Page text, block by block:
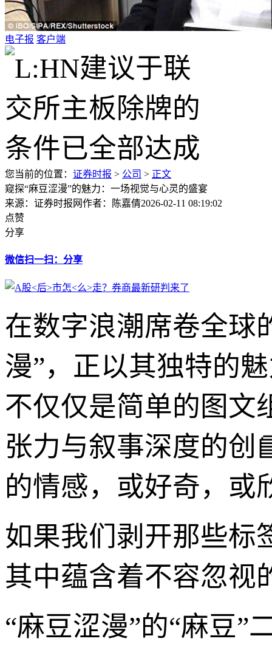
电子报 客户端
您当前的位置： 证券时报 > 公司 > 正文
窥探“麻豆涩漫”的魅力：一场视觉与心灵的盛宴
来源：证券时报网作者：陈嘉倩2026-02-11 08:19:02
点赞
分享
微信扫一扫：分享
在数字浪潮席卷全
漫”，正以其独特的
不仅仅是简单的图文
张力与叙事深度的创
的情感，或好奇，或
如果我们剥开那些标
其中蕴含着不容忽视
“麻豆涩漫”的“麻豆”